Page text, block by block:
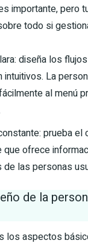
importante, pero
todo si
diseña los
intuitivos. La
al menú
prueba el
que ofrece
las personas
de la
los aspectos